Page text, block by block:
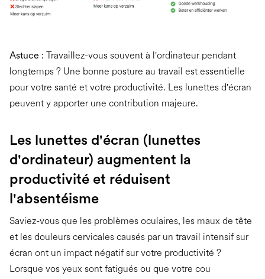
Astuce : Travaillez-vous souvent à l'ordinateur pendant
longtemps ? Une bonne posture au travail est essentielle
pour votre santé et votre productivité. Les lunettes d'écran
peuvent y apporter une contribution majeure.
Les lunettes d'écran (lunettes
d'ordinateur) augmentent la
productivité et réduisent
l'absentéisme
Saviez-vous que les problèmes oculaires, les maux de tête
et les douleurs cervicales causés par un travail intensif sur
écran ont un impact négatif sur votre productivité ?
Lorsque vos yeux sont fatigués ou que votre cou